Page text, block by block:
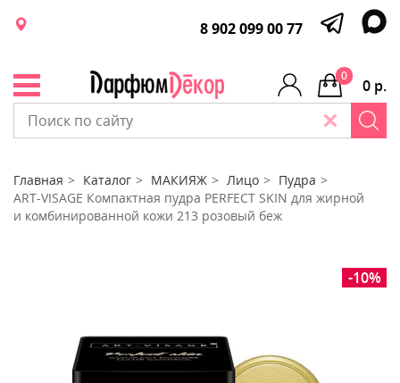
8 902 099 00 77
0 р.
0
Главная Каталог МАКИЯЖ Лицо
Пудра
ART-VISAGE Компактная пудра PERFECT SKIN для жирной
и комбинированной кожи 213 розовый беж
-10%